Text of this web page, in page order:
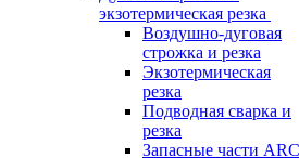
экзотермическая резка
Воздушно-дуговая
строжка и резка
Экзотермическая
резка
Подводная сварка и
резка
Запасные части ARC